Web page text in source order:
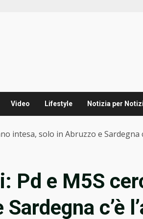
Video Lifestyle Notizia per
intesa, solo in Abruzzo e Sardegna
Pd e M5S
c’è